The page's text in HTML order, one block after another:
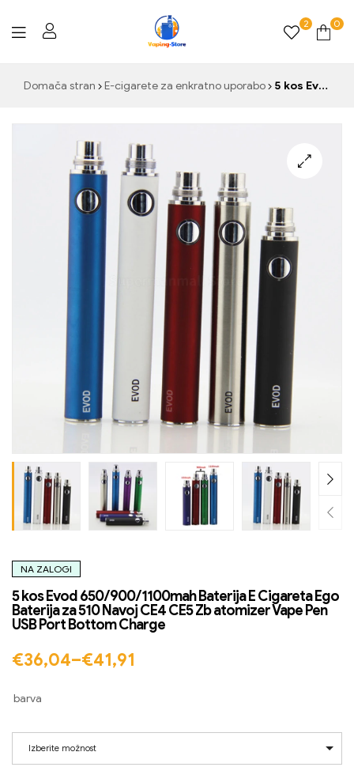
2 0
Domača stran E-cigarete za enkratno uporabo 5 kos Evod 650/900/1100mah Baterija E Cigareta Ego Baterija za 510 Navoj CE4 CE5 Zb atomizer Vape Pen USB Port Bottom Charge
NA ZALOGI
5 kos Evod 650/900/1100mah Baterija E Cigareta Ego
Baterija za 510 Navoj CE4 CE5 Zb atomizer Vape Pen
USB Port Bottom Charge
€36,04–€41,91
barva
Izberite možnost